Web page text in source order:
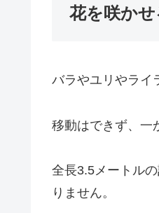
花を咲か
バラやユリやライ
移動はできず、一
全長3.5メートル
りません。